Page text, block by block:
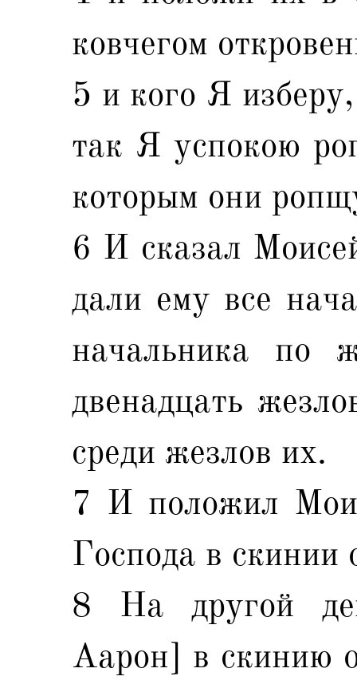
ковчегом
5 и кого Я
так Я успокою
которым они
6 И сказал
дали ему все
начальника по
двенадцать
среди жезлов их.
7 И положил
Господа в скинии
8 На другой
Аарон] в скинию